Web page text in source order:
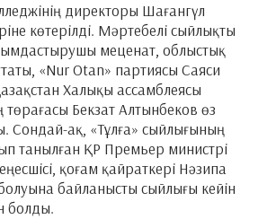
директоры Шағангүл
көтерілді. Мәртебелі сыйлықты
меценат, облыстық
«Nur Otan» партиясы Саяси
Халықы ассамблеясы
төрағасы Бекзат Алтынбеков өз
Сондай-ақ, «Тұлға» сыйлығының
танылған ҚР Премьер министрі
қоғам қайраткері Нәзипа
байланысты сыйлығы кейін
болды.